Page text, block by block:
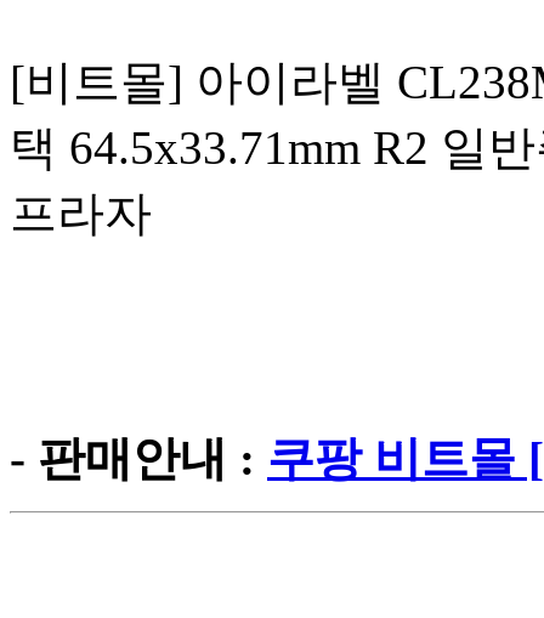
[비트몰] 아이라벨
택 64.5x33.71mm R2 일
프라자
- 판매안내 : 쿠팡 비트몰